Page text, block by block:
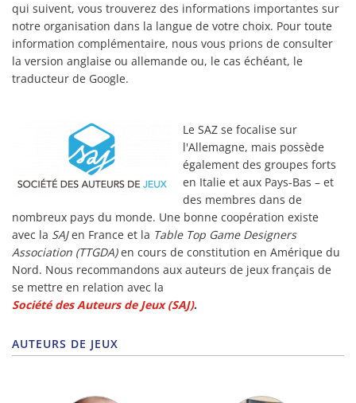
qui suivent, vous trouverez des informations importantes sur
notre organisation dans la langue de votre choix. Pour toute
information complémentaire, nous vous prions de consulter
la version anglaise ou allemande ou, le cas échéant, le
traducteur de Google.
Le SAZ se focalise sur
l'Allemagne, mais possède
également des groupes forts
en Italie et aux Pays-Bas – et
des membres dans de
nombreux pays du monde. Une bonne coopération existe
avec la SAJen France et la Table Top Game Designers
Association (TTGDA)en cours de constitution en Amérique du
Nord. Nous recommandons aux auteurs de jeux français de
se mettre en relation avec la
Société des Auteurs de Jeux (SAJ).
AUTEURS DE JEUX